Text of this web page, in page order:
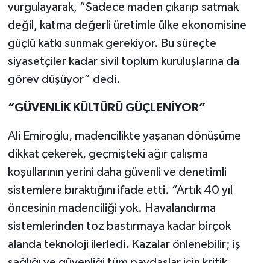
vurgulayarak, “Sadece maden çıkarıp satmak
değil, katma değerli üretimle ülke ekonomisine
güçlü katkı sunmak gerekiyor. Bu süreçte
siyasetçiler kadar sivil toplum kuruluşlarına da
görev düşüyor” dedi.
“GÜVENLİK KÜLTÜRÜ GÜÇLENİYOR”
Ali Emiroğlu, madencilikte yaşanan dönüşüme
dikkat çekerek, geçmişteki ağır çalışma
koşullarının yerini daha güvenli ve denetimli
sistemlere bıraktığını ifade etti. “Artık 40 yıl
öncesinin madenciliği yok. Havalandırma
sistemlerinden toz bastırmaya kadar birçok
alanda teknoloji ilerledi. Kazalar önlenebilir; iş